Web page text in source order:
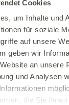
Cookies
um Inhalte und
für soziale
auf unsere
geben wir
an unsere
und Analysen
die Sie
3 Schlafplätze